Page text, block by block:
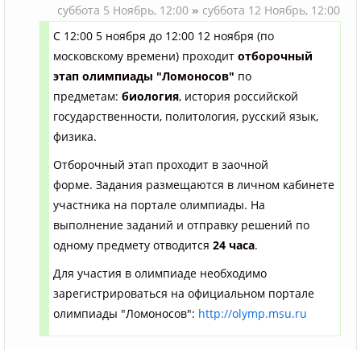
суббота 5 Ноябрь, 12:00 » суббота 12 Ноябрь, 12:00
С 12:00 5 ноября до 12:00 12 ноября (по
московскому времени) проходит отборочный
этап олимпиады "Ломоносов" по
предметам: биология, история российской
государственности, политология, русский язык,
физика.
Отборочный этап проходит в заочной
форме. Задания размещаются в личном кабинете
участника на портале олимпиады. На
выполнение заданий и отправку решений по
одному предмету отводится 24 часа.
Для участия в олимпиаде необходимо
зарегистрироваться на официальном портале
олимпиады "Ломоносов": http://olymp.msu.ru